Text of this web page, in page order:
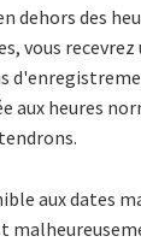
dehors des
vous recevrez
aux heures
aux dates